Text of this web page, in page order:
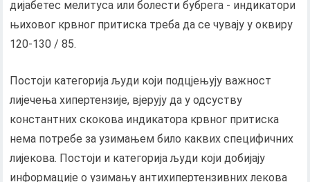
дијабетес мелитуса или болести бубрега - индикатори
њиховог крвног притиска треба да се чувају у оквиру
120-130 / 85.
Постоји категорија људи који подцјењују важност
лијечења хипертензије, вјерују да у одсуству
константних скокова индикатора крвног притиска
нема потребе за узимањем било каквих специфичних
лијекова. Постоји и категорија људи који добијају
информације о узимању антихипертензивних лекова